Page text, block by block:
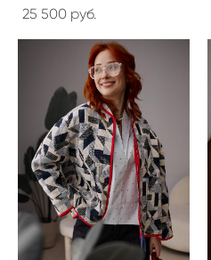
25 500 pуб.